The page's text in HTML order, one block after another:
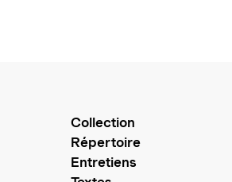
Collection
Répertoire
Entretiens